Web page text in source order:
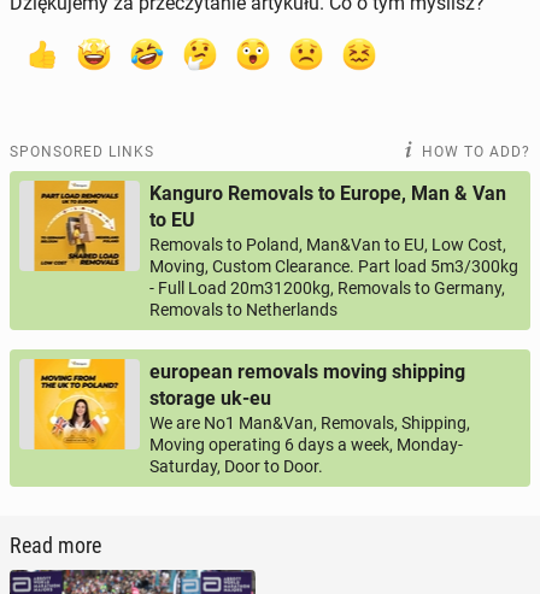
SPONSORED LINKS HOW TO ADD?
Kanguro Removals to Europe, Man & Van
to EU
Removals to Poland, Man&Van to EU, Low Cost,
Moving, Custom Clearance. Part load 5m3/300kg
- Full Load 20m31200kg, Removals to Germany,
Removals to Netherlands
european removals moving shipping
storage uk-eu
We are No1 Man&Van, Removals, Shipping,
Moving operating 6 days a week, Monday-
Saturday, Door to Door.
Read more